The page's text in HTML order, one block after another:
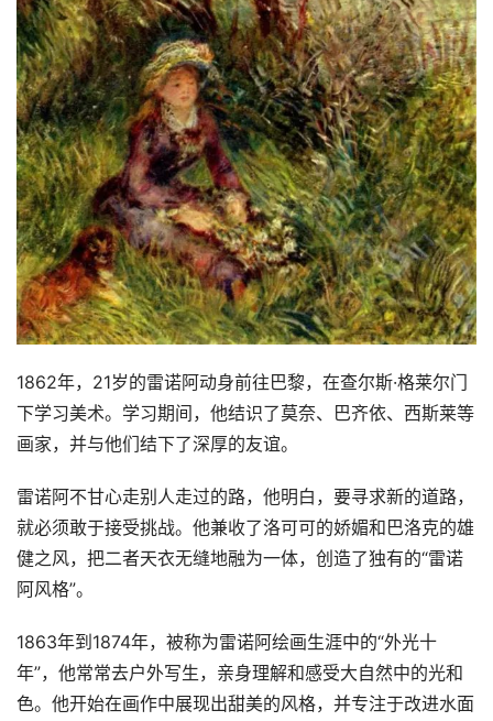
1862年，21岁的雷诺阿动身前往巴黎，在查尔斯·格莱尔门
下学习美术。学习期间，他结识了莫奈、巴齐依、西斯莱等
画家，并与他们结下了深厚的友谊。
雷诺阿不甘心走别人走过的路，他明白，要寻求新的道路，
就必须敢于接受挑战。他兼收了洛可可的娇媚和巴洛克的雄
健之风，把二者天衣无缝地融为一体，创造了独有的“雷诺
阿风格”。
1863年到1874年，被称为雷诺阿绘画生涯中的“外光十
年”，他常常去户外写生，亲身理解和感受大自然中的光和
色。他开始在画作中展现出甜美的风格，并专注于改进水面